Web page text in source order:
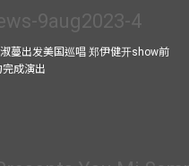
蔓出发美国巡唱 郑伊健开show前
成演出